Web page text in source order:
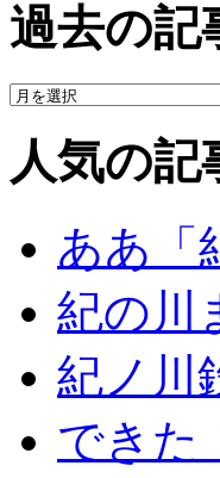
過去の記
人気の記
ああ「
紀の川
紀ノ川
できた